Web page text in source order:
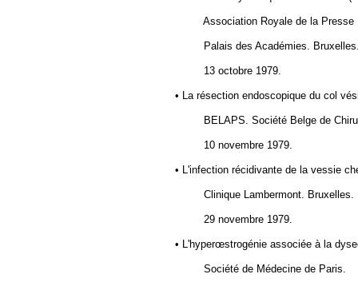
Association Royale de la
Palais des Académies.
13 octobre 1979.
• La résection endoscopique du col
BELAPS. Société Belge de
10 novembre 1979.
• L'infection récidivante de la vessie
Clinique Lambermont. Bruxelles.
29 novembre 1979.
• L'hyperœstrogénie associée à la
Société de Médecine de Paris.